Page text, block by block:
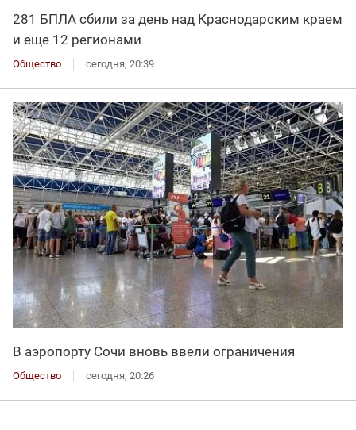
281 БПЛА сбили за день над Краснодарским краем
и еще 12 регионами
Общество сегодня, 20:39
В аэропорту Сочи вновь ввели ограничения
Общество сегодня, 20:26